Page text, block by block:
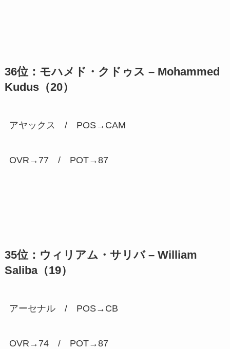
36位：モハメド・クドゥス – Mohammed
Kudus（20）
アヤックス / POS→CAM
OVR→77 / POT→87
35位：ウィリアム・サリバ – William
Saliba（19）
アーセナル / POS→CB
OVR→74 / POT→87